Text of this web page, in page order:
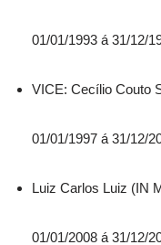
01/01/1993 á 31/12/
VICE: Cecílio Couto
01/01/1997 á 31/12/
Luiz Carlos Luiz (IN
01/01/2008 á 31/12/